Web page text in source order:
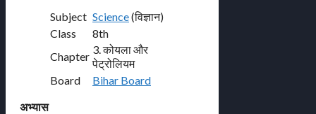
Subject Science(विज्ञान)
Class
8th
Chapter
3. कोयला और
पेट्रोलियम
Board
Bihar Board
अभ्यास